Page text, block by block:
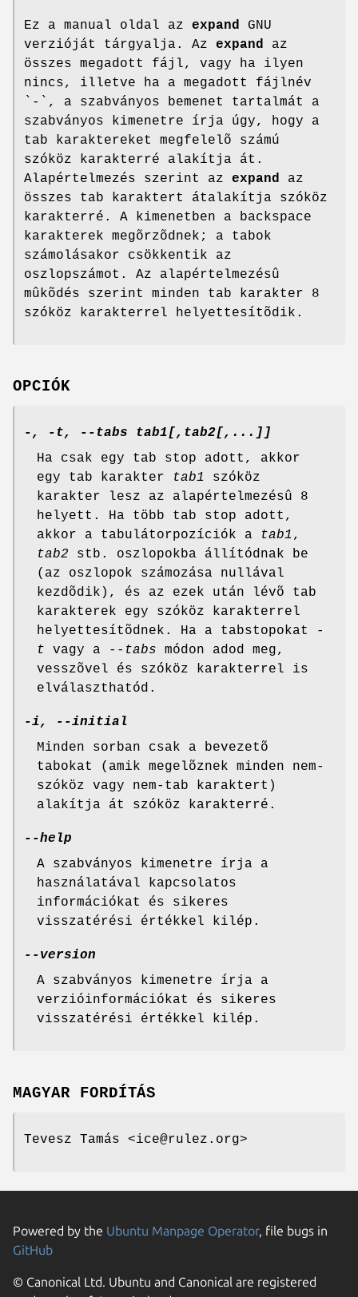
Ez a manual oldal az expand
GNU
verzióját tárgyalja. Az expand
az
összes megadott fájl, vagy ha ilyen
nincs, illetve ha a megadott fájlnév
`-`, a szabványos bemenet tartalmát a
szabványos kimenetre írja úgy, hogy a
tab karaktereket megfelelõ számú
szóköz karakterré alakítja át.
Alapértelmezés szerint az expand
az
összes tab karaktert átalakítja szóköz
karakterré. A kimenetben a backspace
karakterek megõrzõdnek; a tabok
számolásakor csökkentik az
oszlopszámot. Az alapértelmezésû
mûkõdés szerint minden tab karakter 8
szóköz karakterrel helyettesítõdik.
OPCIÓK
-, -t, --tabs tab1[,tab2[,...]]
Ha csak egy tab stop adott, akkor
egy tab karakter
tab1 szóköz
karakter lesz az alapértelmezésû 8
helyett. Ha több tab stop adott,
akkor a tabulátorpozíciók a
tab1,
tab2 stb. oszlopokba állítódnak be
(az oszlopok számozása nullával
kezdõdik), és az ezek után lévõ tab
karakterek egy szóköz karakterrel
helyettesítõdnek. Ha a tabstopokat
-
t vagy a --tabs módon adod meg,
vesszõvel és szóköz karakterrel is
elválaszthatód.
-i, --initial
Minden sorban csak a bevezetõ
tabokat (amik megelõznek minden nem-
szóköz vagy nem-tab karaktert)
alakítja át szóköz karakterré.
--help
A szabványos kimenetre írja a
használatával kapcsolatos
információkat és sikeres
visszatérési értékkel kilép.
--version
A szabványos kimenetre írja a
verzióinformációkat és sikeres
visszatérési értékkel kilép.
MAGYAR FORDÍTÁS
Tevesz Tamás <ice@rulez.org>
Powered by the Ubuntu Manpage Operator, file bugs in
GitHub
© Canonical Ltd. Ubuntu and Canonical are registered